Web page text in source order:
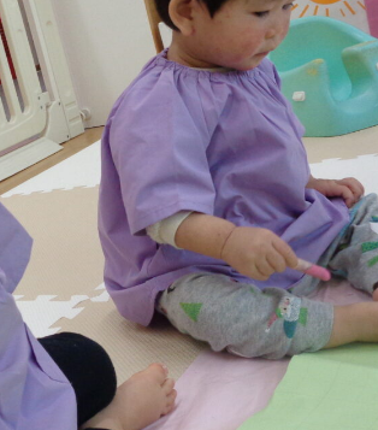
美⽊多チコス
美⽊多チコスについて
美⽊多チコスブログ